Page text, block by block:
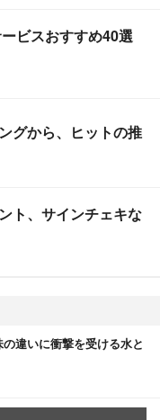
ビスおすすめ40選
グから、ヒットの推
ト、サインチェキな
違いに衝撃を受ける水と